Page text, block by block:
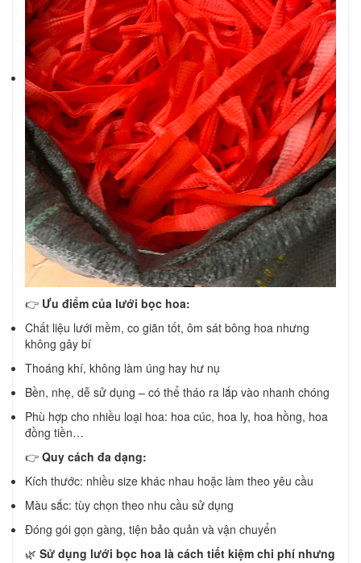
👉 Ưu điểm của lưới bọc hoa:
Chất liệu lưới mềm, co giãn tốt, ôm sát bông hoa nhưng
không gây bí
Thoáng khí, không làm úng hay hư nụ
Bền, nhẹ, dễ sử dụng – có thể tháo ra lắp vào nhanh chóng
Phù hợp cho nhiều loại hoa: hoa cúc, hoa ly, hoa hồng, hoa
đồng tiền…
👉 Quy cách đa dạng:
Kích thước: nhiều size khác nhau hoặc làm theo yêu cầu
Màu sắc: tùy chọn theo nhu cầu sử dụng
Đóng gói gọn gàng, tiện bảo quản và vận chuyển
🌿 Sử dụng lưới bọc hoa là cách tiết kiệm chi phí nhưng